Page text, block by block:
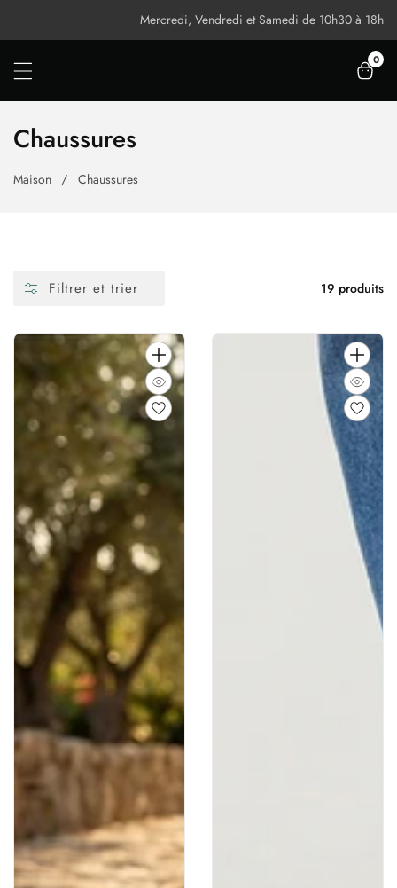
Et
Passer
Mercredi, Vendredi et Samedi de 10h30 à 18h
00
Collection:
Chaussures
Maison Chaussures
Filtrer et trier 19 produits